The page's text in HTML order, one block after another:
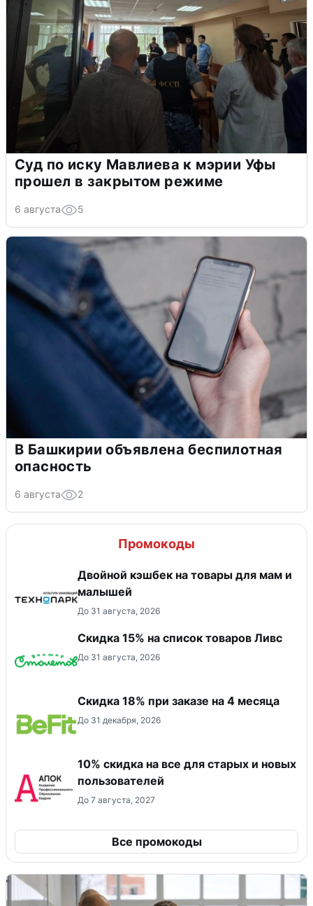
Суд по иску Мавлиева к мэрии Уфы
прошел в закрытом режиме
6 августа 5
В Башкирии объявлена беспилотная
опасность
6 августа 2
Промокоды
Двойной кэшбек на товары для мам и
малышей
До 31 августа, 2026
Скидка 15% на список товаров Ливс
До 31 августа, 2026
Скидка 18% при заказе на 4 месяца
До 31 декабря, 2026
10% скидка на все для старых и новых
пользователей
До 7 августа, 2027
Все промокоды